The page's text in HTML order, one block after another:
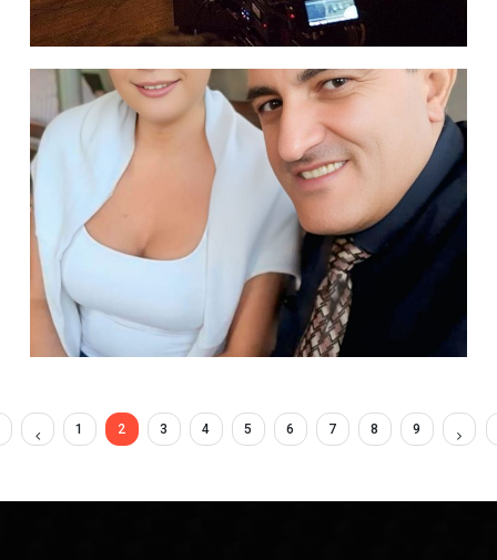
1 2 3 4 5 6 7 8 9